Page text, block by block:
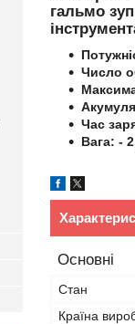
гальмо
Число
Час
Вага: -
Основні
Стан
Країна